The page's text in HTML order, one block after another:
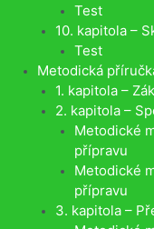
Test
10. kapitola –
Test
Metodická
1. kapitola –
2. kapitola –
Metodické
přípravu
Metodické
přípravu
3. kapitola –